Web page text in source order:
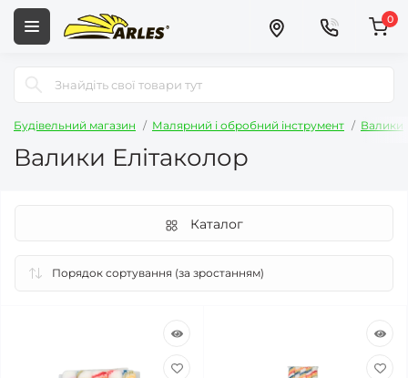
0
Будівельний магазин Малярний і обробний інструмент Валики
Валики Елітаколор
Каталог